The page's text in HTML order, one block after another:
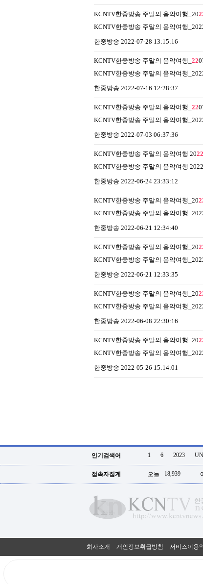
KCNTV한중방송 주말의 음악여행_20
KCNTV한중방송 주말의 음악여행
한중방송 2022-07-28 13:15:16
KCNTV한중방송 주말의 음악여행_ 22
KCNTV한중방송 주말의 음악여행
한중방송 2022-07-16 12:28:37
KCNTV한중방송 주말의 음악여행_ 22
KCNTV한중방송 주말의 음악여행
한중방송 2022-07-03 06:37:36
KCNTV한중방송 주말의 음악여행 2022
KCNTV한중방송 주말의 음악여행
한중방송 2022-06-24 23:33:12
KCNTV한중방송 주말의 음악여행_20
KCNTV한중방송 주말의 음악여행
한중방송 2022-06-21 12:34:40
KCNTV한중방송 주말의 음악여행_20
KCNTV한중방송 주말의 음악여행
한중방송 2022-06-21 12:33:35
KCNTV한중방송 주말의 음악여행_20
KCNTV한중방송 주말의 음악여행
한중방송 2022-06-08 22:30:16
KCNTV한중방송 주말의 음악여행_20
KCNTV한중방송 주말의 음악여행
한중방송 2022-05-26 15:14:01
인기검색어 1 6 2023
접속자집계 오늘 18,939
회사소개 개인정보취급방침 서비스이용